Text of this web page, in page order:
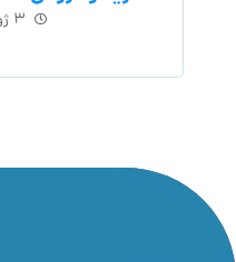
۳ ژوئن, ۲۰۲۵